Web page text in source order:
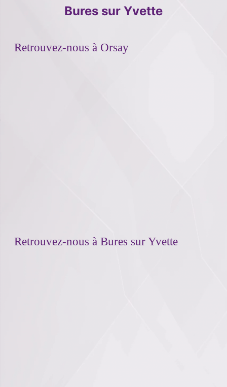
Bures sur Yvette
Retrouvez-nous à Orsay
Retrouvez-nous à Bures sur Yvette